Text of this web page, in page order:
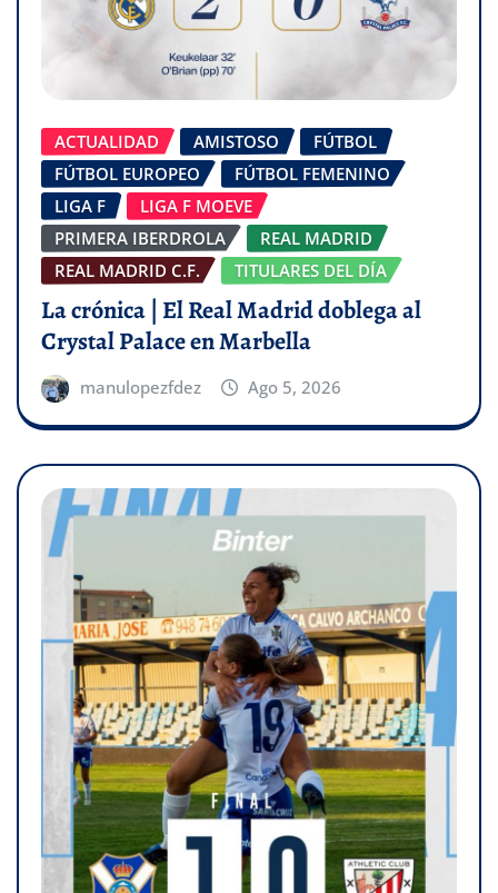
ACTUALIDAD AMISTOSO
FÚTBOL
FÚTBOL EUROPEO
FÚTBOL FEMENINO
LIGA F
LIGA F MOEVE
PRIMERA IBERDROLA
REAL MADRID
REAL MADRID C.F.
TITULARES DEL DÍA
La crónica | El Real Madrid doblega al
Crystal Palace en Marbella
manulopezfdez Ago 5, 2026